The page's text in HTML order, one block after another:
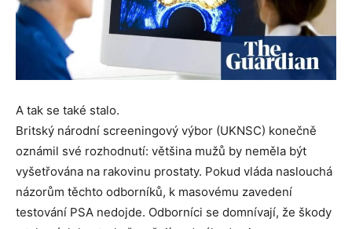
A tak se také stalo.
Britský národní screeningový výbor (UKNSC) konečně
oznámil své rozhodnutí: většina mužů by neměla být
vyšetřována na rakovinu prostaty. Pokud vláda naslouchá
názorům těchto odborníků, k masovému zavedení
testování PSA nedojde. Odborníci se domnívají, že škody